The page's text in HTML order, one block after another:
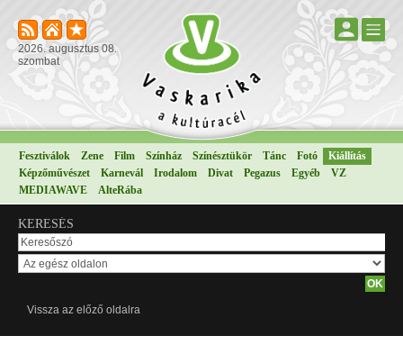
2026. augusztus 08.
szombat
Fesztiválok Zene Film Színház Színésztükör Tánc Fotó
Kiállítás
Képzőművészet
Karnevál Irodalom Divat Pegazus Egyéb
VZ
MEDIAWAVE
AlteRába
KERESÉS
Vissza az előző oldalra